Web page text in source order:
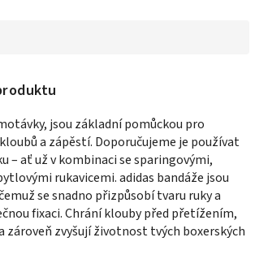
jsou základní pomůckou pro
a zápěstí. Doporučujeme je používat
– ať už v kombinaci se sparingovými,
rukavicemi.adidas bandáže jsou
se snadno přizpůsobí tvaru ruky a
fixaci. Chrání klouby před přetížením,
zvyšují životnost tvých boxerských